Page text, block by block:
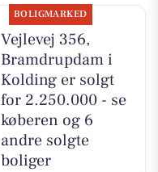
BOLIGMARKED
Vejlevej 356,
Bramdrupdam i
Kolding er solgt
for 2.250.000 - se
køberen og 6
andre solgte
boliger